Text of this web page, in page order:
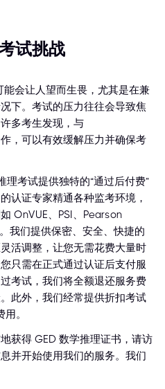
试挑战
会让人望而生畏，尤其是在兼
下。考试的压力往往会导致焦
多考生发现，与
，可以有效缓解压力并确保考
理考试提供独特的“通过后付费”
认证专家精通各种监考环境，
OnVUE、PSI、Pearson
我们提供保密、安全、快捷的
活调整，让您无需花费大量时
只需在正式通过认证后支付服
考试，我们将全额退还服务费
此外，我们经常提供折扣考试
。
获得 GED 数学推理证书，请访
并开始使用我们的服务。我们